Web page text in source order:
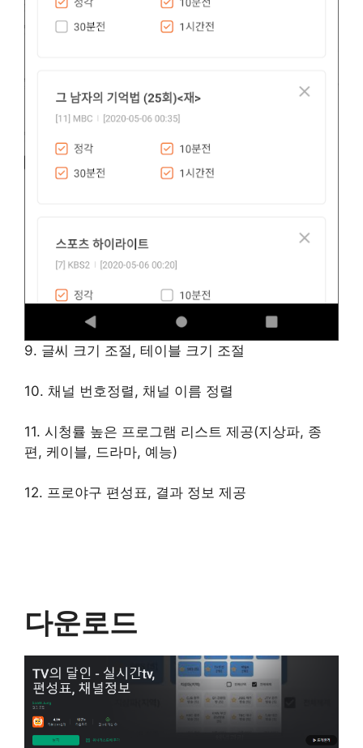
9. 글씨 크기 조절, 테이블 크기 조절
10. 채널 번호정렬, 채널 이름 정렬
11. 시청률 높은 프로그램 리스트 제공(지상파, 종
편, 케이블, 드라마, 예능)
12. 프로야구 편성표, 결과 정보 제공
다운로드